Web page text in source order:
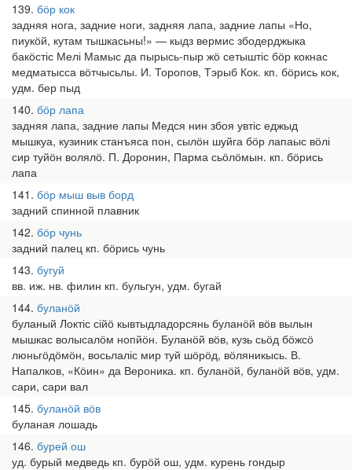
139 бӧр кок
задняя нога, задние ноги, задняя лапа, задние лапы «Но,
пиукӧй, кутам тышкасьны!» — кыдз вермис збодерджыка
бакӧстіс Мелі Мамыс да пырысь-пыр жӧ сетыштіс бӧр кокнас
медматысса вӧтчысьлы. И. Торопов, Тэрыб Кок. кп. бӧрись кок,
удм. бер пыд
140 бӧр лапа
задняя лапа, задние лапы Медся нин збоя увтіс еджыд
мышкуа, кузиник станъяса пон, сылӧн шуйга бӧр лапаыс вӧлі
сир туйӧн волялӧ. П. Доронин, Парма сьӧлӧмын. кп. бӧрись
лапа
141 бӧр мыш выв борд
задний спинной плавник
142 бӧр чунь
задний палец кп. бӧрись чунь
143 бугуй
вв. иж. нв. филин кп. бульгун, удм. бугай
144 буланӧй
буланый Локтіс сійӧ кывтыдладорсянь буланӧй вӧв вылын
мышкас волысалӧм нопйӧн. Буланӧй вӧв, кузь сьӧд бӧжсӧ
люньгӧдӧмӧн, восьлаліс мир туй шӧрӧд, вӧляникысь. В.
Напалков, «Кӧин» да Вероника. кп. буланӧй, буланӧй вӧв, удм.
сари, сари вал
145 буланӧй вӧв
буланая лошадь
146 бурей ош
уд. бурый медведь кп. бурӧй ош, удм. курень гондыр